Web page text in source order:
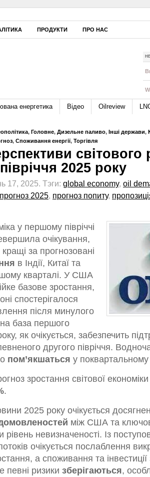
ПРОДУКТИ ПРО НАС
енергетика Відео Oilreview
, Головне, Дизельне паливо, Інші держави,
, Споживання енергії, Торгівля
2025 року
17, 2025. Тэги: global economy, oil
прогноз 2025, прогноз попиту,
у першому півріччі
очікування,
за прогнозовані
в Індії, Китаї та
кварталі. У США
базове зростання,
спостерігалося
після минулого
база першого
як очікується, забезпечить
другого півріччя.
пом’якшаться у поквартальному
зростання світової
.
2025 року очікується
між США та
рівень невизначеності. Із
очікується послаблення
а споживання та
певні ризики зберігаються,